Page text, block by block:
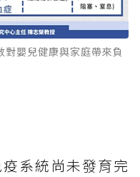
嬰兒健康與家庭帶來負
系統尚未發育完